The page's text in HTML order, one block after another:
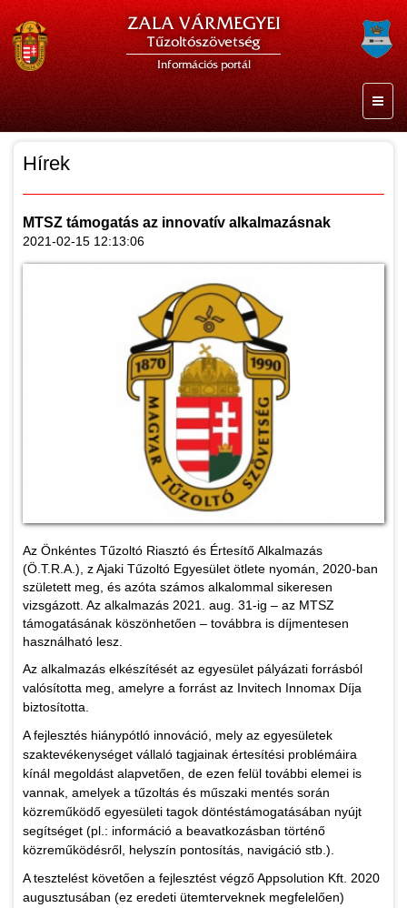
ZALA VÁRMEGYEI
Tűzoltószövetség
Információs portál
Hírek
MTSZ támogatás az innovatív alkalmazásnak
2021-02-15 12:13:06
Az Önkéntes Tűzoltó Riasztó és Értesítő Alkalmazás
(Ö.T.R.A.), z Ajaki Tűzoltó Egyesület ötlete nyomán, 2020-ban
született meg, és azóta számos alkalommal sikeresen
vizsgázott. Az alkalmazás 2021. aug. 31-ig – az MTSZ
támogatásának köszönhetően – továbbra is díjmentesen
használható lesz.
Az alkalmazás elkészítését az egyesület pályázati forrásból
valósította meg, amelyre a forrást az Invitech Innomax Díja
biztosította.
A fejlesztés hiánypótló innováció, mely az egyesületek
szaktevékenységet vállaló tagjainak értesítési problémáira
kínál megoldást alapvetően, de ezen felül további elemei is
vannak, amelyek a tűzoltás és műszaki mentés során
közreműködő egyesületi tagok döntéstámogatásában nyújt
segítséget (pl.: információ a beavatkozásban történő
közreműködésről, helyszín pontosítás, navigáció stb.).
A tesztelést követően a fejlesztést végző Appsolution Kft. 2020
augusztusában (ez eredeti ütemterveknek megfelelően)